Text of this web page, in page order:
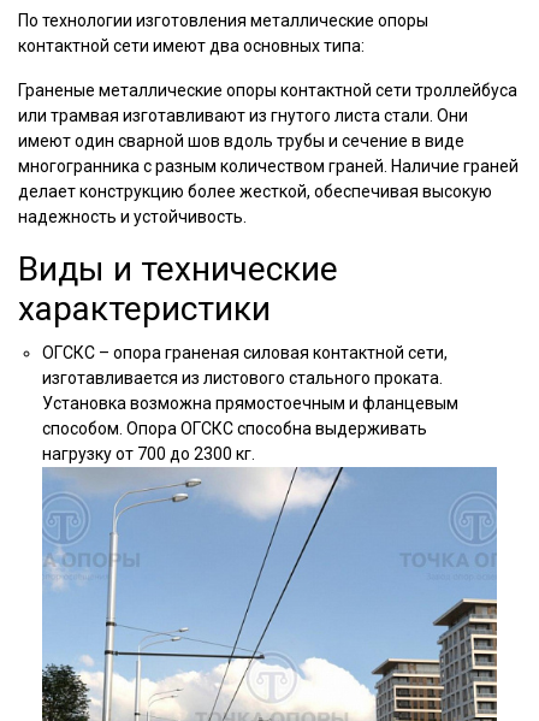
По технологии изготовления металлические опоры
контактной сети имеют два основных типа:
Граненые металлические опоры контактной сети троллейбуса
или трамвая изготавливают из гнутого листа стали. Они
имеют один сварной шов вдоль трубы и сечение в виде
многогранника с разным количеством граней. Наличие граней
делает конструкцию более жесткой, обеспечивая высокую
надежность и устойчивость.
Виды и технические
характеристики
ОГСКС – опора граненая силовая контактной сети,
изготавливается из листового стального проката.
Установка возможна прямостоечным и фланцевым
способом. Опора ОГСКС способна выдерживать
нагрузку от 700 до 2300 кг.